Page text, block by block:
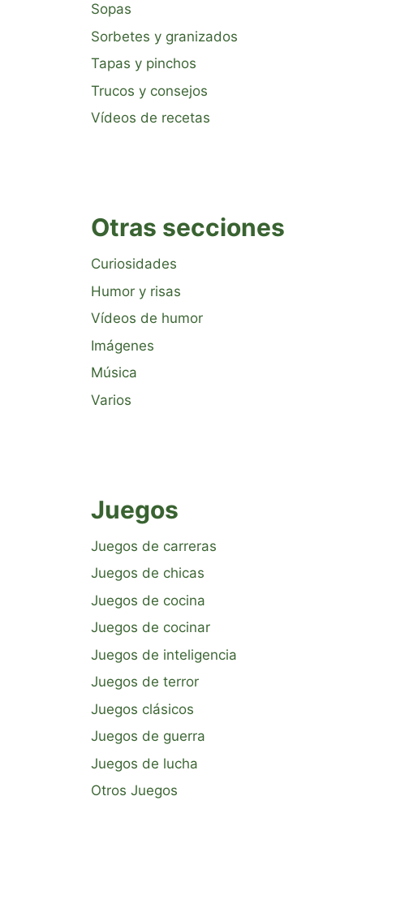
Sopas
Sorbetes y granizados
Tapas y pinchos
Trucos y consejos
Vídeos de recetas
Otras secciones
Curiosidades
Humor y risas
Vídeos de humor
Imágenes
Música
Varios
Juegos
Juegos de carreras
Juegos de chicas
Juegos de cocina
Juegos de cocinar
Juegos de inteligencia
Juegos de terror
Juegos clásicos
Juegos de guerra
Juegos de lucha
Otros Juegos